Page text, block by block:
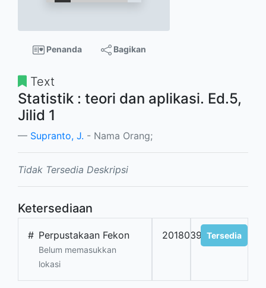
Penanda Bagikan
Text
Statistik : teori dan aplikasi. Ed.5,
Jilid 1
Supranto, J. - Nama Orang;
Tidak Tersedia Deskripsi
Ketersediaan
# Perpustakaan Fekon
Belum memasukkan
lokasi
20180395Tersedia